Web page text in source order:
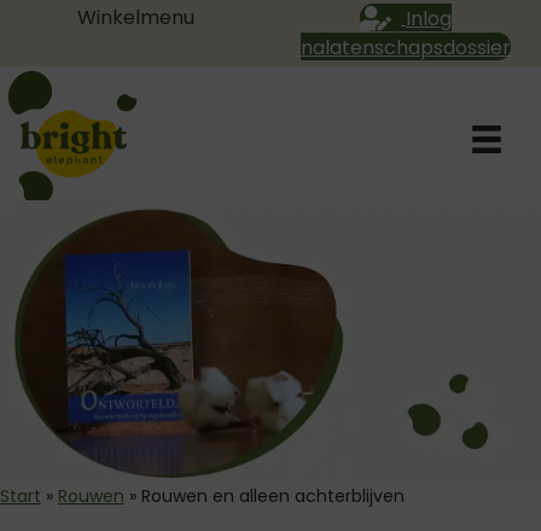
Winkelmenu
Inlog
nalatenschapsdossier
Start » Rouwen » Rouwen en alleen achterblijven